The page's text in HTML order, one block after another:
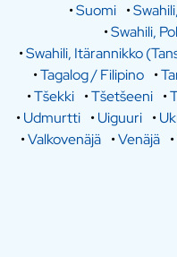
•Suomi •
•Swahili,
•Swahili, Itärannikko
•Tagalog / Filipino •
•Tšekki •Tšetšeeni •
•Udmurtti •Uiguuri •
•Valkovenäjä •Venäjä •